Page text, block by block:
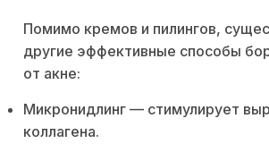
Помимо кремов и пилингов,
другие эффективные способы
от акне:
Микронидлинг — стимулирует
коллагена.